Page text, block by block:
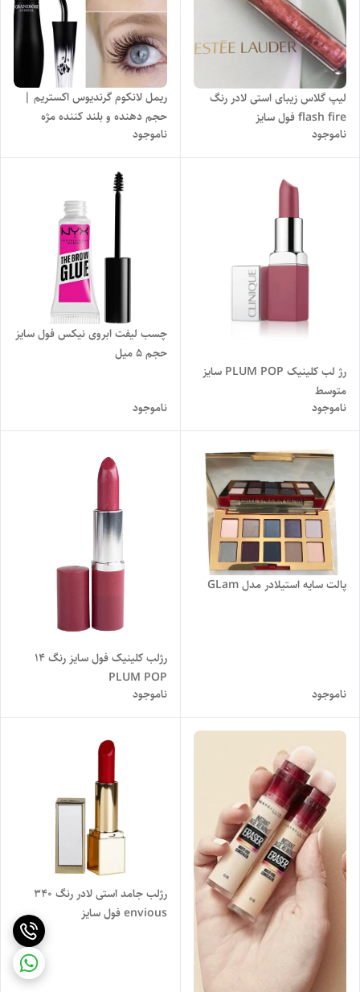
لیپ گلاس زیبای استی لادر رنگ
flash fire فول سایز
ناموجود
ریمل لانکوم گرندیوس اکستریم |
حجم دهنده و بلند کننده مژه
ناموجود
رژ لب کلینیک PLUM POP سایز
متوسط
ناموجود
چسب لیفت ابروی نیکس فول سایز
حجم ۵ میل
ناموجود
پالت سایه استیلادر مدل GLam
ناموجود
رژلب کلینیک فول سایز رنگ 14
PLUM POP
ناموجود
رژلب جامد استی لادر رنگ 340
envious فول سایز